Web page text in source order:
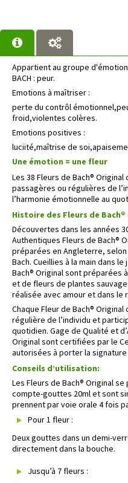
Appartient au groupe
BACH : peur.
Emotions à maîtriser :
perte du contrôl
froid,violentes colères.
Emotions positives :
luciité,maîtrise de
Une émotion = une fleur
Les 38 Fleurs de Bach®
passagères ou régulières de
l’harmonie émotionnelle au
Histoire des Fleurs de
Découvertes dans les années
Authentiques Fleurs de Bach®
préparées en Angleterre,
Bach. Cueillies à la main dans
Bach® Original sont préparées
et de fleurs de plantes
réalisée avec amour et dans le
Chaque Fleur de Bach®
régulière de l’individu et
quotidien. Gage de Qualité et
Original sont certifiées par le
autorisées à porter la signature
Conseils d’utilisation:
Les Fleurs de Bach® Original
compte-gouttes 20ml et sont
prennent par voie orale 4 fois
Pour 1 fleur :
Deux gouttes dans un demi-
directement dans la bouche.
Jusqu’à 7 fleurs :